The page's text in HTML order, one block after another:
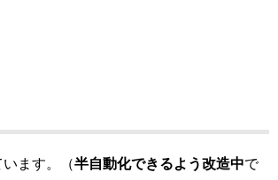
ます。（半自動化できるよう改造中で